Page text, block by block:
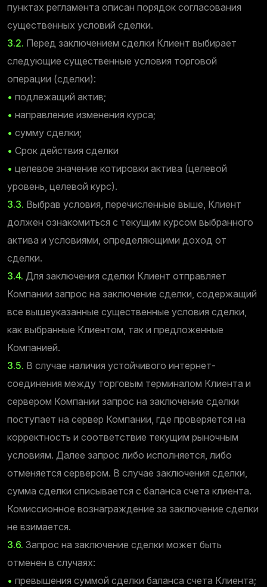
пунктах регламента описан порядок согласования
существенных условий сделки.
3.2. Перед заключением сделки Клиент выбирает
следующие существенные условия торговой
операции (сделки):
• подлежащий актив;
• направление изменения курса;
• сумму сделки;
• Срок действия сделки
• целевое значение котировки актива (целевой
уровень, целевой курс).
3.3. Выбрав условия, перечисленные выше, Клиент
должен ознакомиться с текущим курсом выбранного
актива и условиями, определяющими доход от
сделки.
3.4. Для заключения сделки Клиент отправляет
Компании запрос на заключение сделки, содержащий
все вышеуказанные существенные условия сделки,
как выбранные Клиентом, так и предложенные
Компанией.
3.5. В случае наличия устойчивого интернет-
соединения между торговым терминалом Клиента и
сервером Компании запрос на заключение сделки
поступает на сервер Компании, где проверяется на
корректность и соответствие текущим рыночным
условиям. Далее запрос либо исполняется, либо
отменяется сервером. В случае заключения сделки,
сумма сделки списывается с баланса счета клиента.
Комиссионное вознаграждение за заключение сделки
не взимается.
3.6. Запрос на заключение сделки может быть
отменен в случаях:
• превышения суммой сделки баланса счета Клиента;